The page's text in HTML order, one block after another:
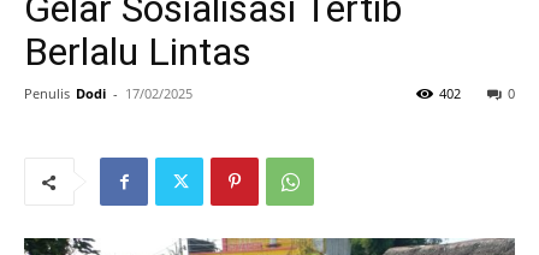
Berlalu Lintas
Penulis Dodi - 17/02/2025 0
402